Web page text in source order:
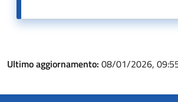
Ultimo aggiornamento: 08/01/2026,